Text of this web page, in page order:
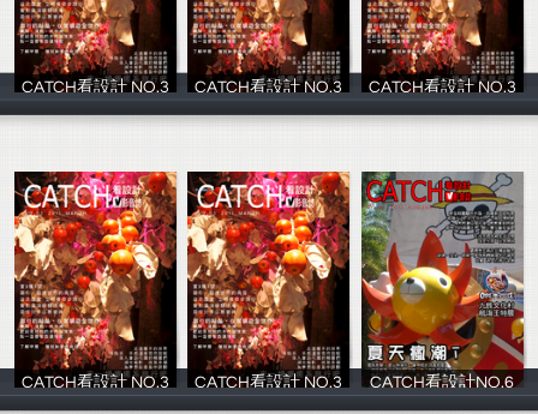
CATCH看設計 NO.3
影音誌
CATCH看設計 NO.3
影音誌
CATCH看設計 NO.3
影音誌
CATCH看設計 NO.3
影音誌
CATCH看設計 NO.3
影音誌
CATCH看設計NO.6
影音誌